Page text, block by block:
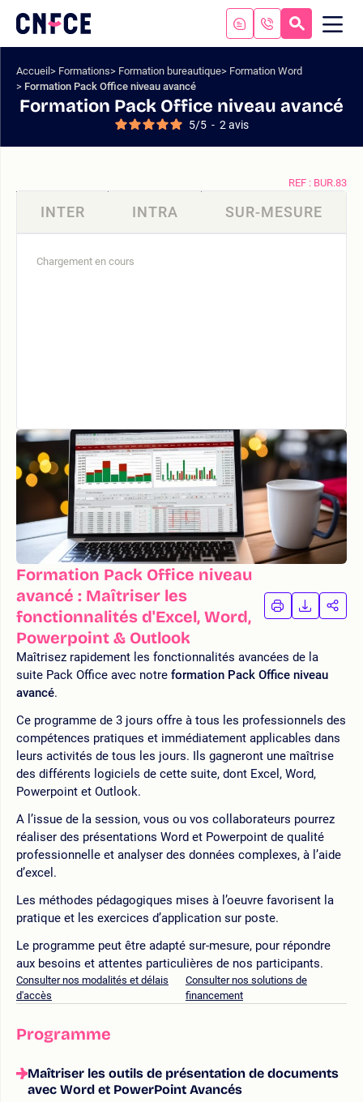
contenu
menu
Aller
la
Logo
site
Accueil Formations Formation bureautique
Formation Word
Formation Pack Office niveau avancé
Formation Pack Office niveau avancé
5/5 - 2 avis
Formation Pack Office niveau
avancé : Maîtriser les
fonctionnalités d'Excel, Word,
Powerpoint & Outlook
IMPRIMER
LA
LA
Maîtrisez rapidement les fonctionnalités avancées de la
suite Pack Office avec notre formation Pack Office niveau
avancé.
Ce programme de 3 jours offre à tous les professionnels des
compétences pratiques et immédiatement applicables dans
leurs activités de tous les jours. Ils gagneront une maîtrise
des différents logiciels de cette suite, dont Excel, Word,
Powerpoint et Outlook.
A l’issue de la session, vous ou vos collaborateurs pourrez
réaliser des présentations Word et Powerpoint de qualité
professionnelle et analyser des données complexes, à l’aide
d’excel.
Les méthodes pédagogiques mises à l’oeuvre favorisent la
pratique et les exercices d’application sur poste.
Le programme peut être adapté sur-mesure, pour répondre
aux besoins et attentes particulières de nos participants.
Consulter nos modalités et délais
d'accès
Consulter nos solutions de
financement
Programme
Maîtriser les outils de présentation de documents
avec Word et PowerPoint Avancés
REF : BUR.83
INTER INTRA SUR-MESURE